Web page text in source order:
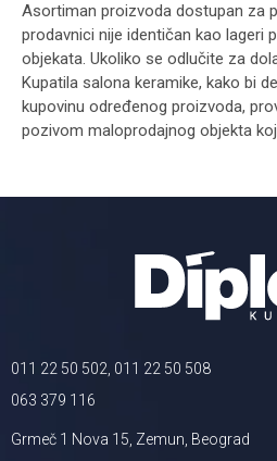
Asortiman proizvoda dostupan za
prodavnici nije identičan kao lageri
objekata. Ukoliko se odlučite za
Kupatila salona keramike, kako bi
kupovinu određenog proizvoda,
pozivom maloprodajnog objekta
011 22 50 502, 011 22 50 508
063 379 116
Grmeč 1 Nova 15, Zemun, Beograd